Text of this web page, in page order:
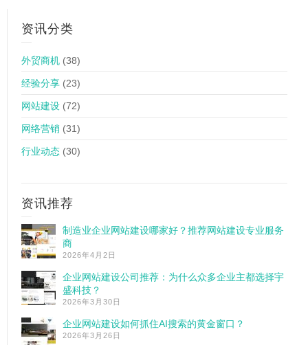
资讯分类
外贸商机 (38)
经验分享 (23)
网站建设 (72)
网络营销 (31)
行业动态 (30)
资讯推荐
制造业企业网站建设哪家好？推荐网站建设专业服务
商
2026年4月2日
企业网站建设公司推荐：为什么众多企业主都选择宇
盛科技？
2026年3月30日
企业网站建设如何抓住AI搜索的黄金窗口？
2026年3月26日